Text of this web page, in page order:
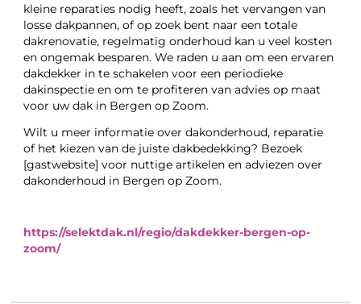
kleine reparaties nodig heeft, zoals het vervangen van
losse dakpannen, of op zoek bent naar een totale
dakrenovatie, regelmatig onderhoud kan u veel kosten
en ongemak besparen. We raden u aan om een ervaren
dakdekker in te schakelen voor een periodieke
dakinspectie en om te profiteren van advies op maat
voor uw dak in Bergen op Zoom.
Wilt u meer informatie over dakonderhoud, reparatie
of het kiezen van de juiste dakbedekking? Bezoek
[gastwebsite] voor nuttige artikelen en adviezen over
dakonderhoud in Bergen op Zoom.
https://selektdak.nl/regio/dakdekker-bergen-op-
zoom/